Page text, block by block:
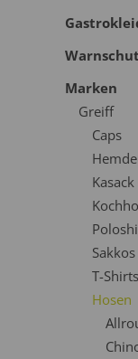
Marken
Greiff
Caps
Kasack
T-Shirts
Hosen